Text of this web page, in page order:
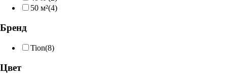
50 м²(4)
Бренд
Tion(8)
Цвет